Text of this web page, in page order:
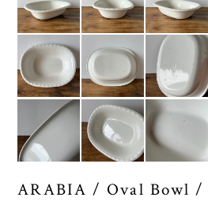
ARABIA / Oval Bowl /